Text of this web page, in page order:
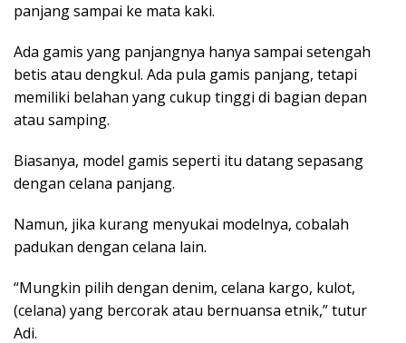
panjang sampai ke mata kaki.
Ada gamis yang panjangnya hanya sampai setengah
betis atau dengkul. Ada pula gamis panjang, tetapi
memiliki belahan yang cukup tinggi di bagian depan
atau samping.
Biasanya, model gamis seperti itu datang sepasang
dengan celana panjang.
Namun, jika kurang menyukai modelnya, cobalah
padukan dengan celana lain.
“Mungkin pilih dengan denim, celana kargo, kulot,
(celana) yang bercorak atau bernuansa etnik,” tutur
Adi.